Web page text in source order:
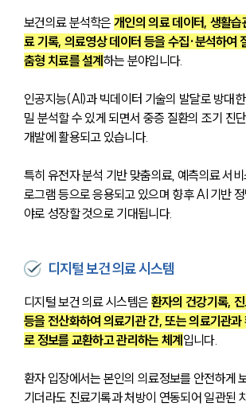
보건의료 분석학은 개인의 의료 데이터, 생활
료 기록, 의료영상 데이터 등을 수집·분석하여
춤형 치료를 설계 하는 분야입니다.
인공지능(AI)과 빅데이터 기술의 발달로 방대
밀 분석할 수 있게 되면서 중증 질환의 조기 진
개발에 활용되고 있습니다.
특히 유전자 분석 기반 맞춤의료, 예측의료 서
로그램 등으로 응용되고 있으며 향후 AI 기반
야로 성장할 것으로 기대됩니다.
디지털 보건 의료 시스템
디지털 보건 의료 시스템은 환자의 건강기록,
등을 전산화하여 의료기관 간, 또는 의료기관과
로 정보를 교환하고 관리하는 체계 입니다.
환자 입장에서는 본인의 의료정보를 안전하게
기더라도 진료기록과 처방이 연동되어 일관된